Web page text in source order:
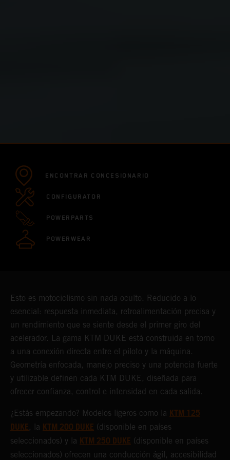
ENCONTRAR CONCESIONARIO
CONFIGURATOR
POWERPARTS
POWERWEAR
Esto es motociclismo sin nada oculto. Reducido a lo
esencial: respuesta inmediata, retroalimentación precisa y
un rendimiento que se siente desde el primer giro del
acelerador. La gama KTM DUKE está construida en torno
a una conexión directa entre el piloto y la máquina.
Geometría enfocada, manejo preciso y una potencia fuerte
y utilizable definen cada KTM DUKE, diseñada para
ofrecer confianza, control e intensidad en cada salida.
¿Estás empezando? Modelos ligeros como la KTM 125
DUKE, la KTM 200 DUKE (disponible en países
seleccionados) y la KTM 250 DUKE (disponible en países
seleccionados) ofrecen una conducción ágil, accesibilidad